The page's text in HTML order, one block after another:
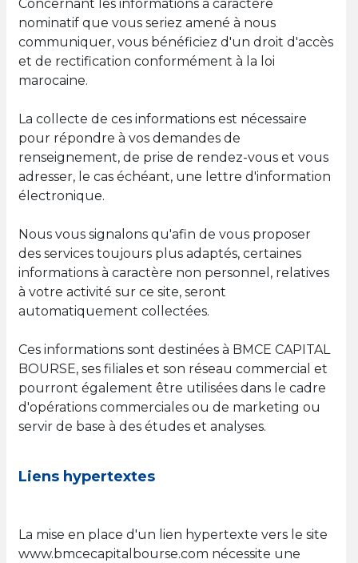
Concernant les informations à caractère
nominatif que vous seriez amené à nous
communiquer, vous bénéficiez d'un droit d'accès
et de rectification conformément à la loi
marocaine.
La collecte de ces informations est nécessaire
pour répondre à vos demandes de
renseignement, de prise de rendez-vous et vous
adresser, le cas échéant, une lettre d'information
électronique.
Nous vous signalons qu'afin de vous proposer
des services toujours plus adaptés, certaines
informations à caractère non personnel, relatives
à votre activité sur ce site, seront
automatiquement collectées.
Ces informations sont destinées à BMCE CAPITAL
BOURSE, ses filiales et son réseau commercial et
pourront également être utilisées dans le cadre
d'opérations commerciales ou de marketing ou
servir de base à des études et analyses.
Liens hypertextes
La mise en place d'un lien hypertexte vers le site
www.bmcecapitalbourse.com nécessite une